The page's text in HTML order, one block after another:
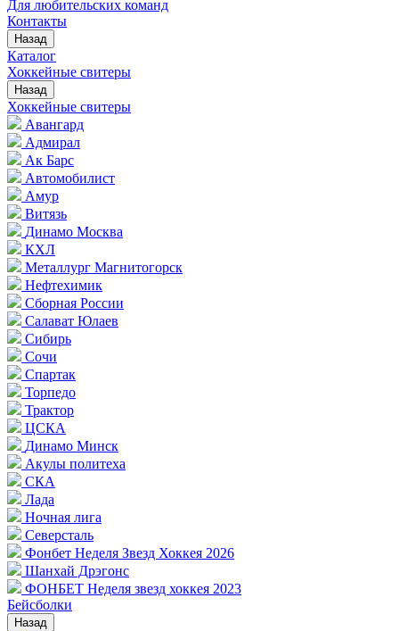
Для любительских команд
Контакты
Назад
Каталог
Хоккейные свитеры
Назад
Хоккейные свитеры
Авангард
Адмирал
Ак Барс
Автомобилист
Амур
Витязь
Динамо Москва
КХЛ
Металлург Магнитогорск
Нефтехимик
Сборная России
Салават Юлаев
Сибирь
Сочи
Спартак
Торпедо
Трактор
ЦСКА
Динамо Минск
Акулы политеха
СКА
Лада
Ночная лига
Северсталь
Фонбет Неделя Звезд Хоккея 2026
Шанхай Дрэгонс
ФОНБЕТ Неделя звезд хоккея 2023
Бейсболки
Назад